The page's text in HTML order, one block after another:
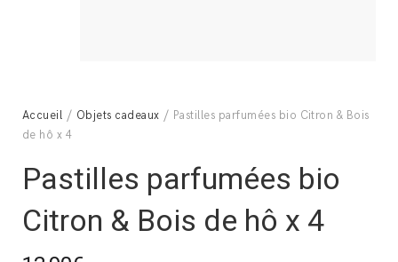
Accueil / Objets cadeaux / Pastilles parfumées bio Citron & Bois
de hô x 4
Pastilles parfumées bio
Citron & Bois de hô x 4